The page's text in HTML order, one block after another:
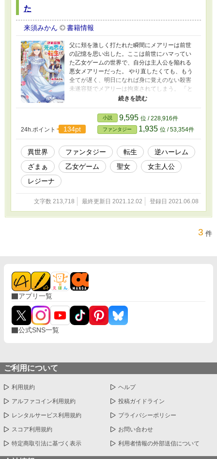
た
来須みかん 書籍情報
父に頬を激しく打たれた瞬間にメアリーは前世
の記憶を思い出した。ここは前世にハマってい
た乙女ゲームの世界で、自分は主人公を陥れる
悪女メアリーだった。 やり直したくても、もう
全てが遅く、明日になれば身に覚えのない殺害
未遂容疑でメアリーは拘束されてしまう。 「と
りあえず、生き残ろう……まず、それだ」 毒々
しい悪女メアリーが、前世の記憶を使い、清楚
系美女を演じて媚びて好かれて、時々、癒して
救って、乙女ゲームの世界を変えるお話。
24h.ポイント
134pt
小説 9,595 位 / 228,916件
ファンタジー 1,935 位 / 53,354件
異世界 ファンタジー 転生
逆ハーレム
ざまぁ
乙女ゲーム 聖女
女主人公
レジーナ
文字数 213,718 最終更新日 2021.12.02 登録日 2021.06.08
3 件
アプリ一覧
公式SNS一覧
ご利用について
利用規約 ヘルプ
アルファコイン利用規約 投稿ガイドライン
レンタルサービス利用規約 プライバシーポリシー
スコア利用規約 お問い合わせ
特定商取引法に基づく表示 利用者情報の外部送信について